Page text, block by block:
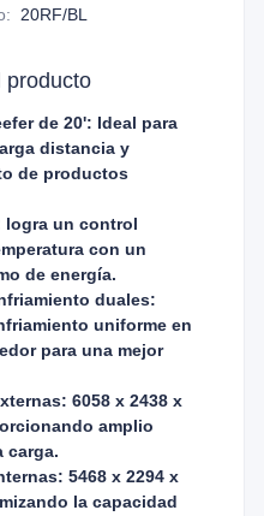
: 20RF/BL
producto
de 20': Ideal para
distancia y
de productos
logra un control
con un
de energía.
duales:
uniforme en
para una mejor
6058 x 2438 x
amplio
carga.
5468 x 2294 x
la capacidad